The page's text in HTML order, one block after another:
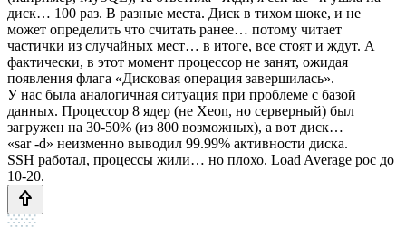
диск… 100 раз. В разные места. Диск в тихом шоке, и не
может определить что считать ранее… потому читает
частички из случайных мест… в итоге, все стоят и ждут. А
фактически, в этот момент процессор не занят, ожидая
появления флага «Дисковая операция завершилась».
У нас была аналогичная ситуация при проблеме с базой
данных. Процессор 8 ядер (не Xeon, но серверный) был
загружен на 30-50% (из 800 возможных), а вот диск…
«sar -d» неизменно выводил 99.99% активности диска.
SSH работал, процессы жили… но плохо. Load Average рос до
10-20.